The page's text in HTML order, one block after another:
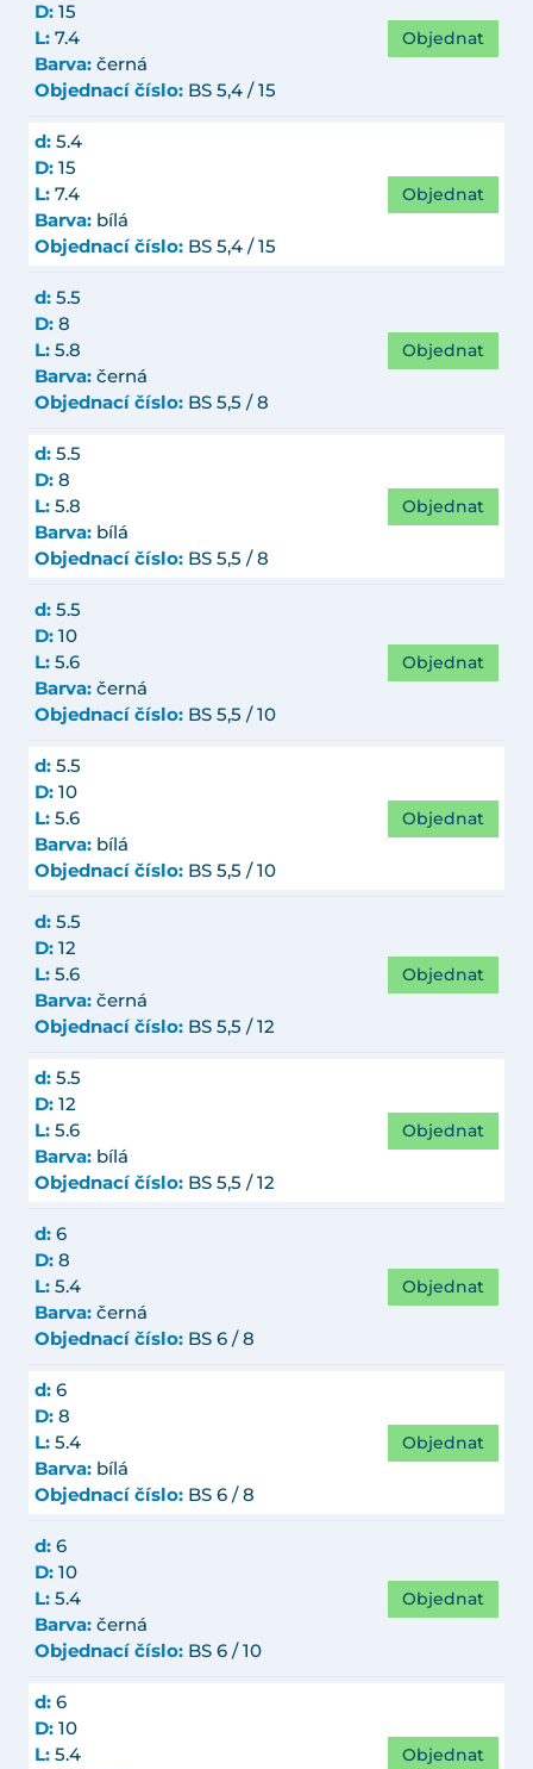
D: 15
L: 7.4
Barva: černá
Objednací číslo: BS 5,4 / 15
Objednat
d: 5.4
D: 15
L: 7.4
Barva: bílá
Objednací číslo: BS 5,4 / 15
Objednat
d: 5.5
D: 8
L: 5.8
Barva: černá
Objednací číslo: BS 5,5 / 8
Objednat
d: 5.5
D: 8
L: 5.8
Barva: bílá
Objednací číslo: BS 5,5 / 8
Objednat
d: 5.5
D: 10
L: 5.6
Barva: černá
Objednací číslo: BS 5,5 / 10
Objednat
d: 5.5
D: 10
L: 5.6
Barva: bílá
Objednací číslo: BS 5,5 / 10
Objednat
d: 5.5
D: 12
L: 5.6
Barva: černá
Objednací číslo: BS 5,5 / 12
Objednat
d: 5.5
D: 12
L: 5.6
Barva: bílá
Objednací číslo: BS 5,5 / 12
Objednat
d: 6
D: 8
L: 5.4
Barva: černá
Objednací číslo: BS 6 / 8
Objednat
d: 6
D: 8
L: 5.4
Barva: bílá
Objednací číslo: BS 6 / 8
Objednat
d: 6
D: 10
L: 5.4
Barva: černá
Objednací číslo: BS 6 / 10
Objednat
d: 6
D: 10
L: 5.4
Objednat